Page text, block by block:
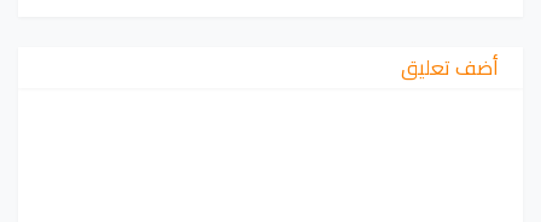
أضف تعليق